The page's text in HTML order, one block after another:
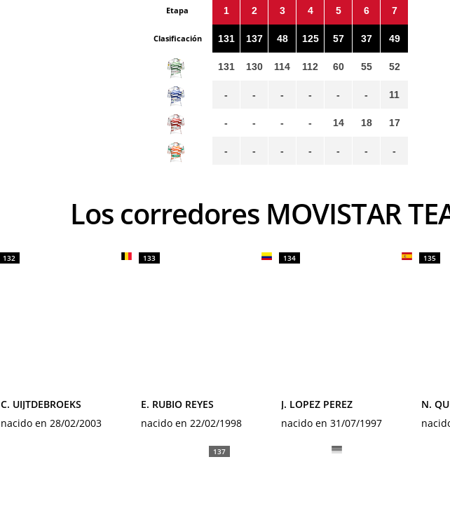
Etapa
Clasificación
1
131
131
-
-
-
2
137
130
-
-
-
3
48
114
-
-
-
4
125
112
-
-
-
5
57
60
-
14
-
6
37
55
-
18
-
7
49
52
11
17
-
Los corredores MOVISTAR
132
C. UIJTDEBROEKS
nacido en 28/02/2003
133
E. RUBIO REYES
nacido en 22/02/1998
134
J. LOPEZ PEREZ
nacido en 31/07/1997
135
N.
137